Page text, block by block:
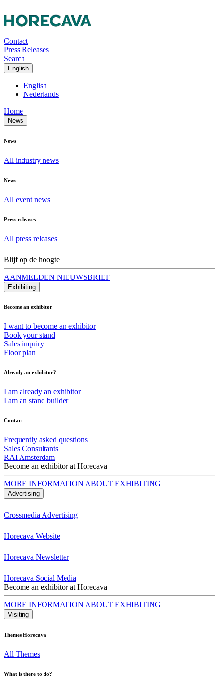
Contact
Press Releases
Search
English
English
Nederlands
Home
News
News
All industry news
News
All event news
Press releases
All press releases
Blijf op de hoogte
AANMELDEN NIEUWSBRIEF
Exhibiting
Become an exhibitor
I want to become an exhibitor
Book your stand
Sales inquiry
Floor plan
Already an exhibitor?
I am already an exhibitor
I am an stand builder
Contact
Frequently asked questions
Sales Consultants
RAI Amsterdam
Become an exhibitor at Horecava
MORE INFORMATION ABOUT EXHIBITING
Advertising
Crossmedia Advertising
Horecava Website
Horecava Newsletter
Horecava Social Media
Become an exhibitor at Horecava
MORE INFORMATION ABOUT EXHIBITING
Visiting
Themes Horecava
All Themes
What is there to do?